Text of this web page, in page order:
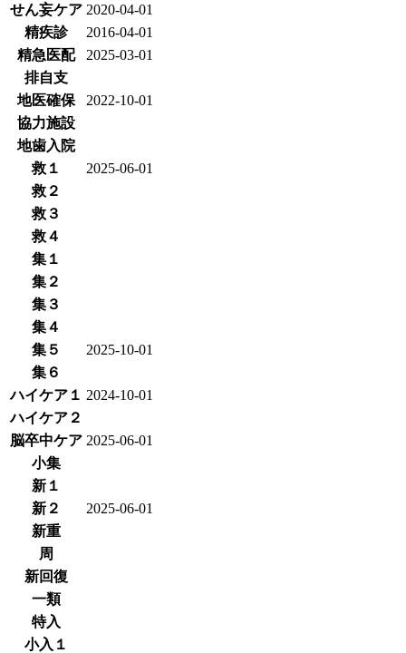
せん妄ケア 2020-04-01
精疾診
2016-04-01
精急医配
2025-03-01
排自支
地医確保
2022-10-01
協力施設
地歯入院
救１
2025-06-01
救２
救３
救４
集１
集２
集３
集４
集５
2025-10-01
集６
ハイケア１ 2024-10-01
ハイケア２
脳卒中ケア 2025-06-01
小集
新１
新２
2025-06-01
新重
周
新回復
一類
特入
小入１